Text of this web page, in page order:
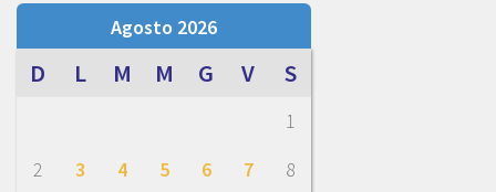
Agosto 2026
D L M M G V S
1
2
3 4 5 6 7
8